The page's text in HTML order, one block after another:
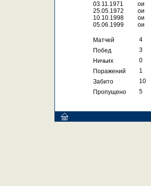
03.11.1971 ои
25.05.1972
ои
10.10.1998
ои
05.06.1999
ои
Матчей
 4
Побед
 3
Ничьих
 0
Поражений
 1
Забито
 10
Пропущено
 5